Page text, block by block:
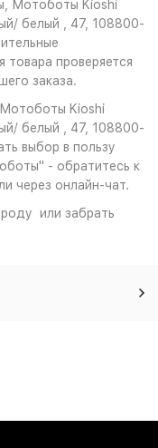
Мотоботы Kioshi
белый , 47, 108800-
проверяется
заказа.
Kioshi
белый , 47, 108800-
выбор в пользу
- обратитесь к
через онлайн-чат.
или забрать